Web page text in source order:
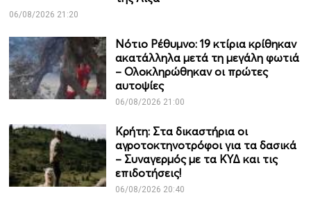
06/08/2026 21:20
Νότιο Ρέθυμνο: 19 κτίρια κρίθηκαν
ακατάλληλα μετά τη μεγάλη φωτιά
– Ολοκληρώθηκαν οι πρώτες
αυτοψίες
06/08/2026 21:00
Κρήτη: Στα δικαστήρια οι
αγροτοκτηνοτρόφοι για τα δασικά
– Συναγερμός με τα ΚΥΔ και τις
επιδοτήσεις!
06/08/2026 20:40